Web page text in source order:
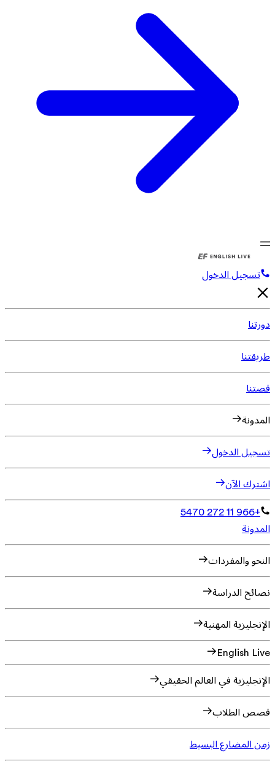
تسجيل الدخول
دورتنا
طريقتنا
قصتنا
المدونة
تسجيل الدخول
اشترك الآن
+966 11 272 5470
المدونة
النحو والمفردات
نصائح الدراسة
الإنجليزية المهنية
English Live
الإنجليزية في العالم الحقيقي
قصص الطلاب
زمن المضارع البسيط